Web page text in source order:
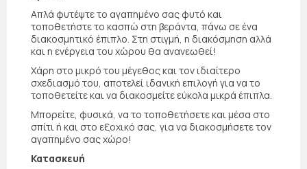
Απλά φυτέψτε το αγαπημένο σας φυτό και
τοποθετήστε το κασπώ στη βεράντα, πάνω σε ένα
διακοσμητικό έπιπλο. Στη στιγμή, η διακόσμηση αλλά
και η ενέργεια του χώρου θα ανανεωθεί!
Χάρη στο μικρό του μέγεθος και τον ιδιαίτερο
σχεδιασμό του, αποτελεί ιδανική επιλογή για να το
τοποθετείτε και να διακοσμείτε εύκολα μικρά έπιπλα.
Μπορείτε, φυσικά, να το τοποθετήσετε και μέσα στο
σπίτι ή και στο εξοχικό σας, για να διακοσμήσετε τον
αγαπημένο σας χώρο!
Κατασκευή